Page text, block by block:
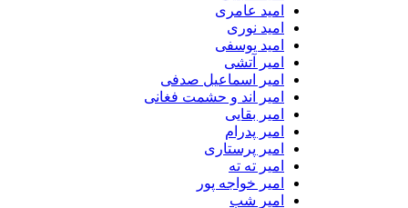
امید عامری
امید نوری
امید یوسفی
امیر آتشی
امیر اسماعیل صدفی
امیر اند و حشمت فغانی
امیر بقایی
امیر پدرام
امیر پرستاری
امیر ته ته
امیر خواجه پور
امیر شب